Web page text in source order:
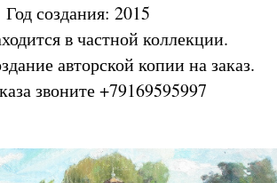
Год создания: 2015
в частной коллекции.
авторской копии на заказ.
звоните +79169595997